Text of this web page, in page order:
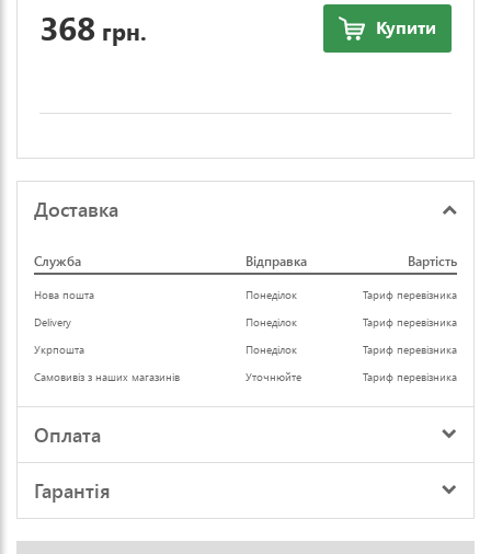
368 грн. Купити
Доставка
Служба Відправка Вартість
Нова пошта Понеділок
Тариф перевізника
Delivery
Понеділок
Тариф перевізника
Укрпошта
Понеділок
Тариф перевізника
Самовивіз з наших магазинів
Уточнюйте Тариф перевізника
Оплата
Гарантія